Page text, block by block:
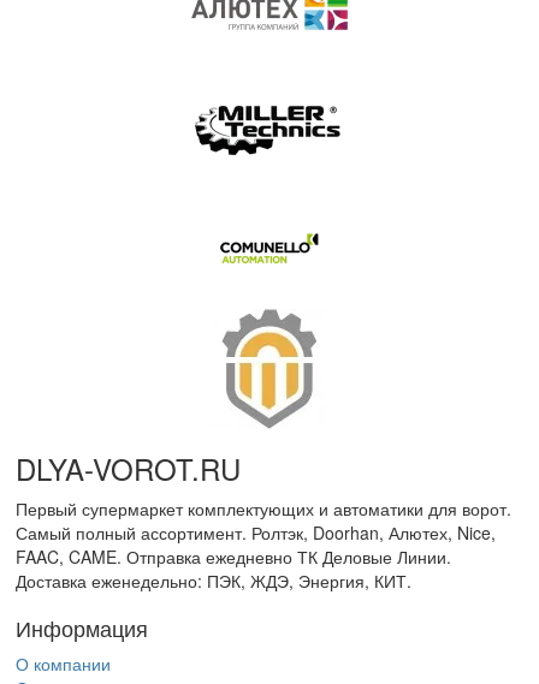
DLYA-VOROT.RU
Первый супермаркет комплектующих и автоматики для ворот.
Самый полный ассортимент. Ролтэк, Doorhan, Алютех, Nice,
FAAC, CAME. Отправка ежедневно ТК Деловые Линии.
Доставка еженедельно: ПЭК, ЖДЭ, Энергия, КИТ.
Информация
О компании